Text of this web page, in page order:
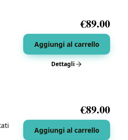
€89.00
Aggiungi al carrello
Dettagli
€89.00
Aggiungi al carrello